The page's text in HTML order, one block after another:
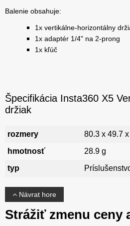
Balenie obsahuje:
1x vertikálne-horizontálny
1x adaptér 1/4" na 2-prong
1x kľúč
Špecifikácia Insta360 X5
držiak
rozmery
80.3 x 49.7
hmotnosť
28.9 g
typ
Návrat hore
Strážiť zmenu ceny